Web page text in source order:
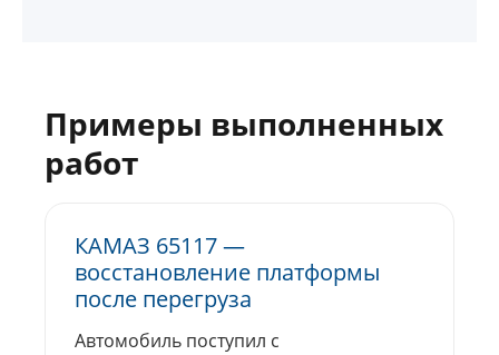
Примеры выполненных
работ
КАМАЗ 65117 —
восстановление платформы
после перегруза
Автомобиль поступил с